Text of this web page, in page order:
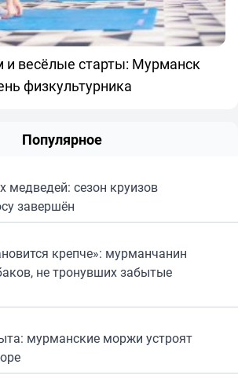
и весёлые старты: Мурманск
физкультурника
Популярное
медведей: сезон круизов
завершён
крепче»: мурманчанин
не тронувших забытые
мурманские моржи устроят